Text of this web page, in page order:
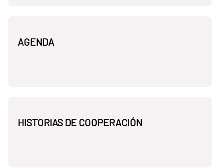
AGENDA
HISTORIAS DE COOPERACIÓN